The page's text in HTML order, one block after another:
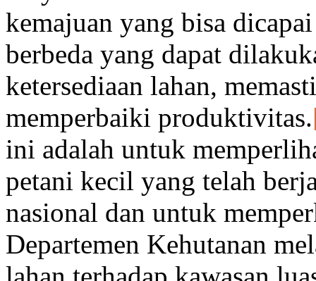
kemajuan yang bisa
berbeda yang dapat
ketersediaan lahan,
memperbaiki produktivitas.
ini adalah untuk
petani kecil yang telah
nasional dan untuk
Departemen Kehutanan